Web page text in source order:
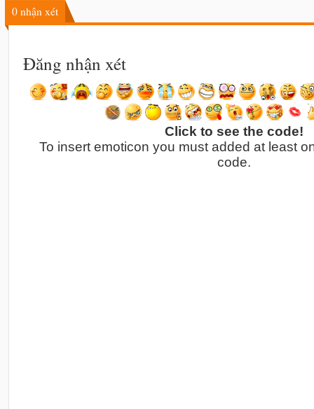
0 nhận xét
Đăng nhận xét
Click to see the code!
To insert emoticon you must added at least
code.